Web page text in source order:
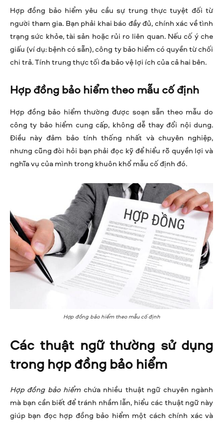
Hợp đồng bảo hiểm yêu cầu sự trung thực tuyệt đối từ
người tham gia. Bạn phải khai báo đầy đủ, chính xác về tình
trạng sức khỏe, tài sản hoặc rủi ro liên quan. Nếu cố ý che
giấu (ví dụ: bệnh có sẵn), công ty bảo hiểm có quyền từ chối
chi trả. Tính trung thực tối đa bảo vệ lợi ích của cả hai bên.
Hợp đồng bảo hiểm theo mẫu cố định
Hợp đồng bảo hiểm thường được soạn sẵn theo mẫu do
công ty bảo hiểm cung cấp, không dễ thay đổi nội dung.
Điều này đảm bảo tính thống nhất và chuyên nghiệp,
nhưng cũng đòi hỏi bạn phải đọc kỹ để hiểu rõ quyền lợi và
nghĩa vụ của mình trong khuôn khổ mẫu cố định đó.
Hợp đồng bảo hiểm theo mẫu cố định
Các thuật ngữ thường sử dụng
trong hợp đồng bảo hiểm
Hợp đồng bảo hiểm chứa nhiều thuật ngữ chuyên ngành
mà bạn cần biết để tránh nhầm lẫn, hiểu các thuật ngữ này
giúp bạn đọc hợp đồng bảo hiểm một cách chính xác và